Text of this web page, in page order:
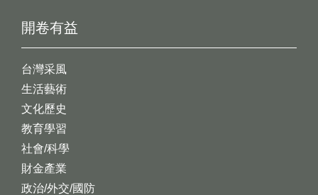
開卷有益
台灣采風
生活藝術
文化歷史
教育學習
社會/科學
財金產業
政治/外交/國防